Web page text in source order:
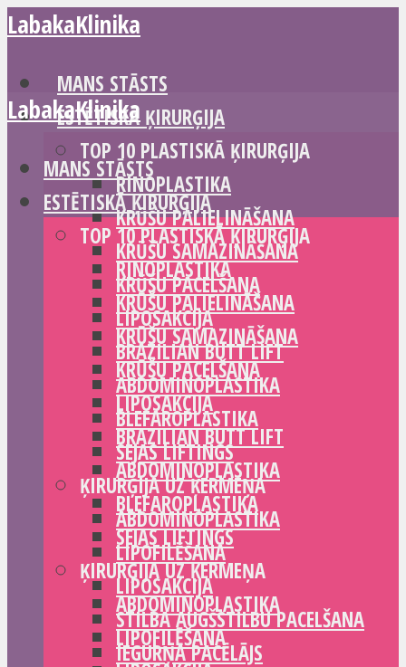
LabakaKlinika
MANS STĀSTS
ESTĒTISKĀ ĶIRURĢIJA
TOP 10 PLASTISKĀ ĶIRURĢIJA
RINOPLASTIKA
KRŪŠU PALIELINĀŠANA
KRŪŠU SAMAZINĀŠANA
KRŪŠU PACELŠANA
LIPOSAKCIJA
BRAZILIAN BUTT LIFT
ABDOMINOPLASTIKA
BLEFAROPLASTIKA
SEJAS LIFTINGS
ĶIRURĢIJA UZ ĶERMEŅA
ABDOMINOPLASTIKA
LIPOFILĒŠANA
LIPOSAKCIJA
STILBA AUGŠSTILBU PACELŠANA
IEGURŅA PACĒLĀJS
LabakaKlinika
MANS STĀSTS
ESTĒTISKĀ ĶIRURĢIJA
TOP 10 PLASTISKĀ ĶIRURĢIJA
RINOPLASTIKA
KRŪŠU PALIELINĀŠANA
KRŪŠU SAMAZINĀŠANA
KRŪŠU PACELŠANA
LIPOSAKCIJA
BRAZILIAN BUTT LIFT
ABDOMINOPLASTIKA
BLEFAROPLASTIKA
SEJAS LIFTINGS
ĶIRURĢIJA UZ ĶERMEŅA
ABDOMINOPLASTIKA
LIPOFILĒŠANA